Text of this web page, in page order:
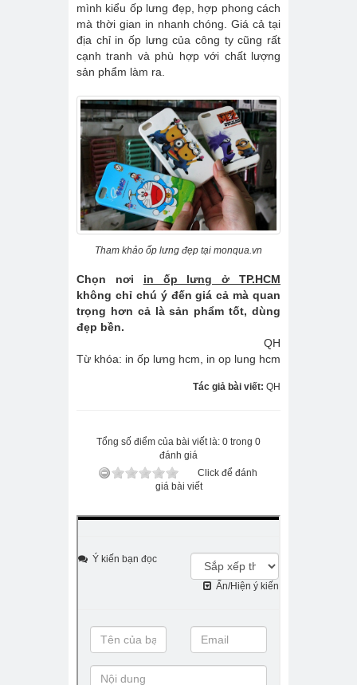
mình kiểu ốp lưng đẹp, hợp phong cách
mà thời gian in nhanh chóng. Giá cả tại
địa chỉ in ốp lưng của công ty cũng rất
cạnh tranh và phù hợp với chất lượng
sản phẩm làm ra.
Tham khảo ốp lưng đẹp tại monqua.vn
Chọn nơi in ốp lưng ở TP.HCM
không chỉ chú ý đến giá cả mà quan
trọng hơn cả là sản phẩm tốt, dùng
đẹp bền.
QH
Từ khóa: in ốp lưng hcm, in op lung hcm
Tác giả bài viết: QH
Tổng số điểm của bài viết là: 0 trong 0
đánh giá
Click để đánh
giá bài viết